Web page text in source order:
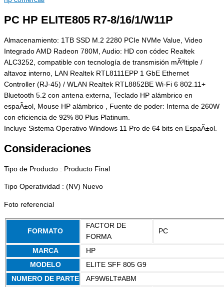
PC HP ELITE805 R7-8/16/1/W11P
Almacenamiento: 1TB SSD M.2 2280 PCIe NVMe Value, Video
Integrado AMD Radeon 780M, Audio: HD con códec Realtek
ALC3252, compatible con tecnología de transmisión mÃºltiple /
altavoz interno, LAN Realtek RTL8111EPP 1 GbE Ethernet
Controller (RJ-45) / WLAN Realtek RTL8852BE Wi-Fi 6 802.11+
Bluetooth 5.2 con antena externa, Teclado HP alámbrico en
espaÃ±ol, Mouse HP alámbrico , Fuente de poder: Interna de 260W
con eficiencia de 92% 80 Plus Platinum.
Incluye Sistema Operativo Windows 11 Pro de 64 bits en EspaÃ±ol.
Consideraciones
Tipo de Producto : Producto Final
Tipo Operatividad : (NV) Nuevo
Foto referencial
FORMATO
FACTOR DE
FORMA
PC
MARCA
HP
MODELO
ELITE SFF 805 G9
NUMERO DE PARTE
AF9W6LT#ABM